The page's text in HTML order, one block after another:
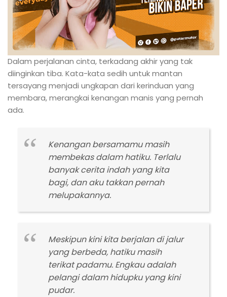
Dalam perjalanan cinta, terkadang akhir yang tak
diinginkan tiba. Kata-kata sedih untuk mantan
tersayang menjadi ungkapan dari kerinduan yang
membara, merangkai kenangan manis yang pernah
ada.
Kenangan bersamamu masih
membekas dalam hatiku. Terlalu
banyak cerita indah yang kita
bagi, dan aku takkan pernah
melupakannya.
Meskipun kini kita berjalan di jalur
yang berbeda, hatiku masih
terikat padamu. Engkau adalah
pelangi dalam hidupku yang kini
pudar.